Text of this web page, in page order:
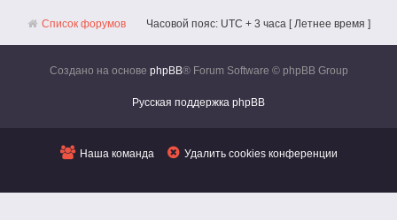
Список форумов Часовой пояс: UTC + 3 часа [ Летнее время ]
Создано на основе phpBB® Forum Software © phpBB Group
Русская поддержка phpBB
Наша команда Удалить cookies конференции